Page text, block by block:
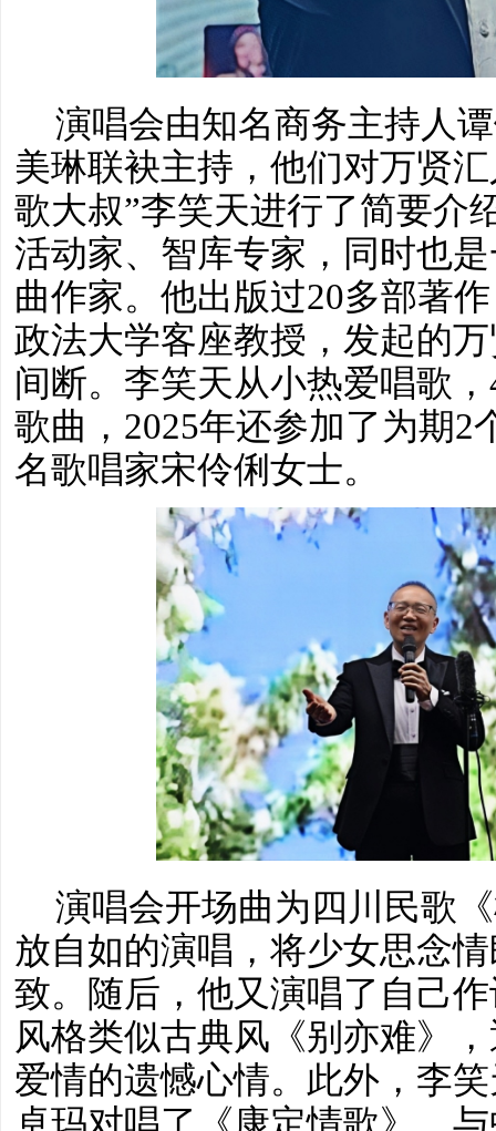
演唱会由知名商务主持人
美琳联袂主持，他们对万贤
歌大叔”李笑天进行了简要介
活动家、智库专家，同时也
曲作家。他出版过20多部著
政法大学客座教授，发起的
间断。李笑天从小热爱唱歌
歌曲，2025年还参加了为期2
名歌唱家宋伶俐女士。
演唱会开场曲为四川民歌
放自如的演唱，将少女思念
致。随后，他又演唱了自己
风格类似古典风《别亦难》
爱情的遗憾心情。此外，李
卓玛对唱了《康定情歌》，